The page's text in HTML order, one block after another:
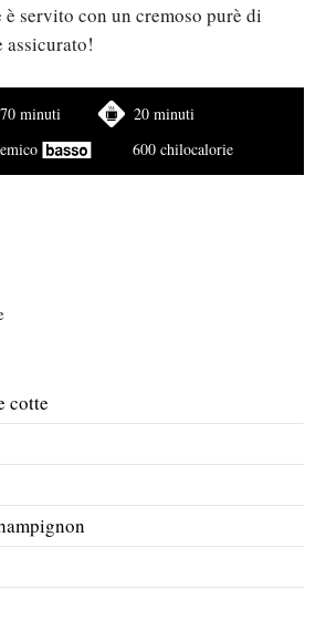
è servito con un cremoso purè di
assicurato!
70 minuti
20 minuti
600 chilocalorie
cotte